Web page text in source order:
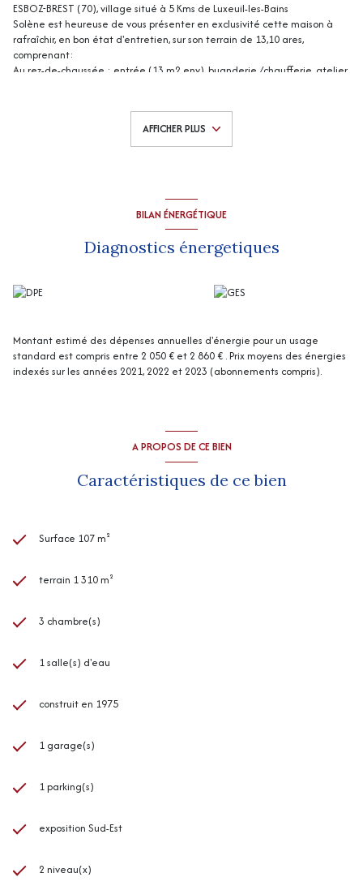
ESBOZ-BREST (70), village situé à 5 Kms de Luxeuil-les-Bains
Solène est heureuse de vous présenter en exclusivité cette maison à
rafraîchir, en bon état d'entretien, sur son terrain de 13,10 ares,
comprenant:
Au rez-de-chaussée : entrée (13 m2 env), buanderie /chaufferie, atelier,
salon / salle à manger (28 m2 env) avec accès terrasse, wc, salle d'eau,
3 chambres (10, 10 et 13 m2 env) dont 2 avec placards. Combles à
l'étage (non aménageables).
Assainissement : fosse septique.
disponibles sur le site Géorisques
http://www.georisques.gouv.fr
AFFICHER PLUS
BILAN ÉNERGÉTIQUE
Diagnostics énergetiques
Montant estimé des dépenses annuelles d'énergie pour un usage
standard est compris entre 2 050 € et 2 860 € . Prix moyens des énergies
indexés sur les années 2021, 2022 et 2023 (abonnements compris).
A PROPOS DE CE BIEN
Caractéristiques de ce bien
Surface 107 m²
terrain 1 310 m²
3 chambre(s)
1 salle(s) d'eau
construit en 1975
1 garage(s)
1 parking(s)
exposition Sud-Est
2 niveau(x)